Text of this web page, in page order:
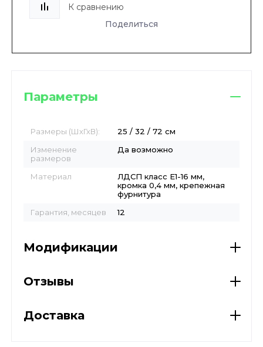
К сравнению
Поделиться
Параметры
Размеры (ШхГхВ):
25 / 32 / 72 см
Изменение
размеров
Да возможно
Материал
ЛДСП класс E1-16 мм,
кромка 0,4 мм, крепежная
фурнитура
Гарантия, месяцев
12
Модификации
Отзывы
Доставка